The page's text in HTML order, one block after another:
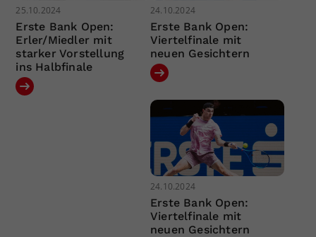
25.10.2024
Erste Bank Open:
Erler/Miedler mit
starker Vorstellung
ins Halbfinale
24.10.2024
Erste Bank Open:
Viertelfinale mit
neuen Gesichtern
24.10.2024
Erste Bank Open:
Viertelfinale mit
neuen Gesichtern